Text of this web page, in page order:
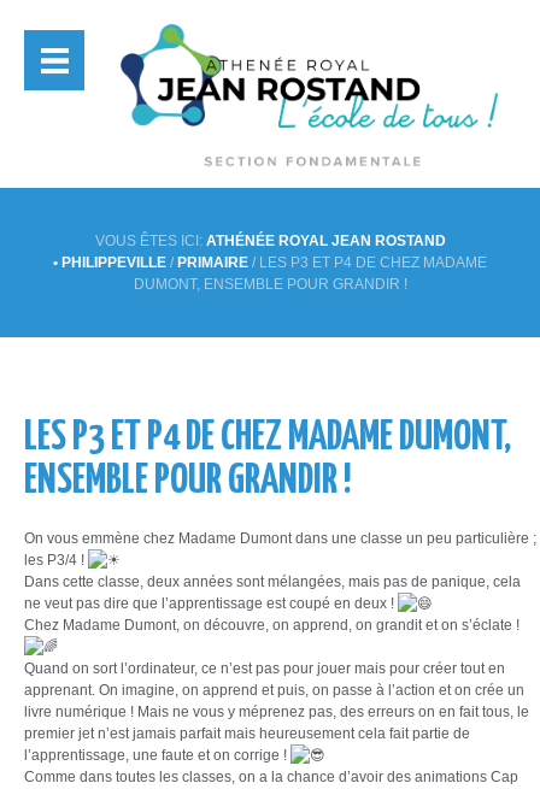
VOUS ÊTES ICI: ATHÉNÉE ROYAL JEAN ROSTAND
• PHILIPPEVILLE / PRIMAIRE / LES P3 ET P4 DE CHEZ MADAME
DUMONT, ENSEMBLE POUR GRANDIR !
LES P3 ET P4 DE CHEZ MADAME DUMONT,
ENSEMBLE POUR GRANDIR !
On vous emmène chez Madame Dumont dans une classe un peu particulière ;
les P3/4 !
Dans cette classe, deux années sont mélangées, mais pas de panique, cela
ne veut pas dire que l’apprentissage est coupé en deux !
Chez Madame Dumont, on découvre, on apprend, on grandit et on s’éclate !
Quand on sort l’ordinateur, ce n’est pas pour jouer mais pour créer tout en
apprenant. On imagine, on apprend et puis, on passe à l’action et on crée un
livre numérique ! Mais ne vous y méprenez pas, des erreurs on en fait tous, le
premier jet n’est jamais parfait mais heureusement cela fait partie de
l’apprentissage, une faute et on corrige !
Comme dans toutes les classes, on a la chance d’avoir des animations Cap